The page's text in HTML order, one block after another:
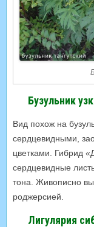
Бузульник
Вид похож на
сердцевидными,
цветками. Гибрид
сердцевидные
тона. Живописно
роджерсией.
Лигулярия